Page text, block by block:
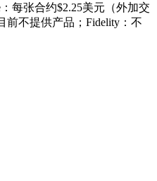
每张合约$2.25美元（外加交
前不提供产品；Fidelity：不